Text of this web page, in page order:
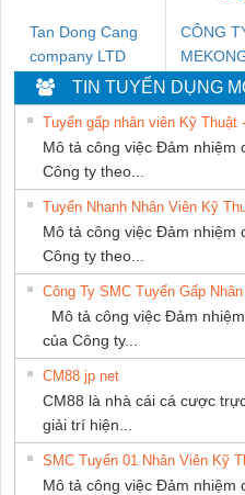
Tan Dong Cang
company LTD
CÔNG
MARINE
SUPPLY
TIN TUYỂN DỤNG
Tuyển gấp nhân viên Kỹ Thuật
Mô tả công việc Đảm nhiệm
Công ty theo...
Tuyển Nhanh Nhân Viên Kỹ
Mô tả công việc Đảm nhiệm
Công ty theo...
Công Ty SMC Tuyển Gấp
Mô tả công việc Đảm
của Công ty...
CM88 jp net
CM88 là nhà cái cá cược
giải trí hiện...
SMC Tuyển 01 Nhân Viên Kỹ
Mô tả công việc Đảm nhiệm